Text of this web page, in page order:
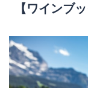
【ワインブ